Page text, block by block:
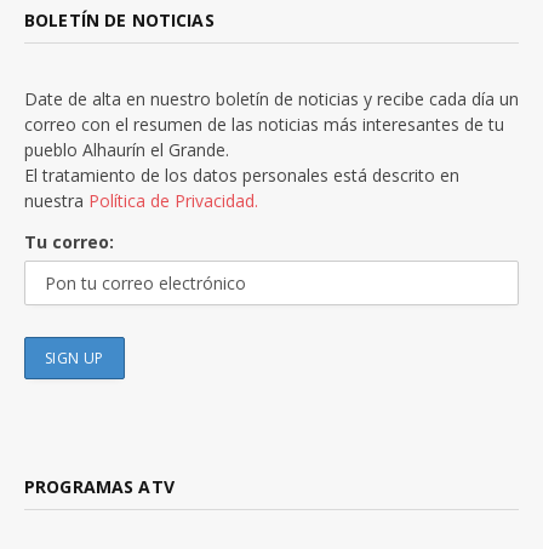
BOLETÍN DE NOTICIAS
Date de alta en nuestro boletín de noticias y recibe cada día un
correo con el resumen de las noticias más interesantes de tu
pueblo Alhaurín el Grande.
El tratamiento de los datos personales está descrito en
nuestra Política de Privacidad.
Tu correo:
PROGRAMAS ATV